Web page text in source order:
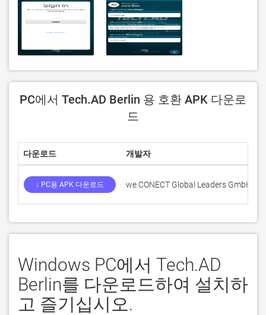
PC에서 Tech.AD Berlin 용 호환 APK 다운로
드
다운로드 개발자
↓ PC용 APK 다운로드 we.CONECT Global Leaders GmbH
Windows PC에서 Tech.AD
Berlin를 다운로드하여 설치하
고 즐기십시오.